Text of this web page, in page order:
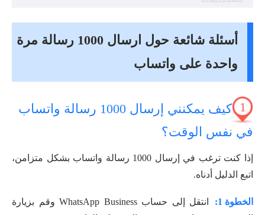
أسئلة شائعة حول ارسال 1000 رسالة مرة
واحدة على واتساب
1
كيف يمكنني إرسال 1000 رسالة واتساب
في نفس الوقت؟
إذا كنت ترغب في إرسال 1000 رسالة واتساب بشكل متزامن،
اتبع الدليل أدناه.
الخطوة 1:
انتقل إلى حساب WhatsApp Business وقم بزيارة